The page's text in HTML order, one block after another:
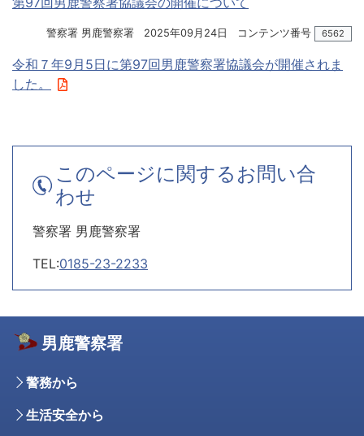
警察署 男鹿警察署 2025年09月24日 コンテンツ番号 6562
令和７年9月5日に第97回男鹿警察署協議会が開催されま
した。
このページに関するお問い合
わせ
警察署 男鹿警察署
TEL:0185-23-2233
男鹿警察署
警務から
生活安全から